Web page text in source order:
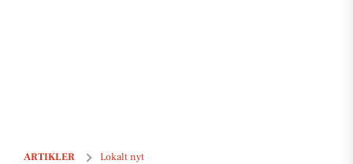
ARTIKLER Lokalt nyt
Gratis yoga under åben himmel hele sommeren i Kolding Kommune